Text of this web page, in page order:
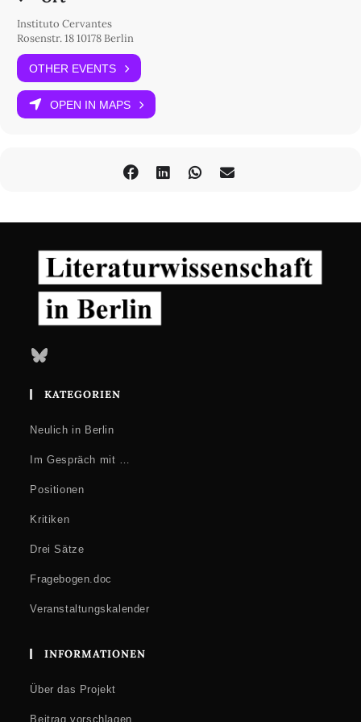
Instituto Cervantes
Rosenstr. 18 10178 Berlin
OTHER EVENTS
OPEN IN MAPS
Bluesky
KATEGORIEN
Neulich in Berlin
Im Gespräch mit …
Positionen
Kritiken
Drei Sätze
Fragebogen.doc
Veranstaltungskalender
INFORMATIONEN
Über das Projekt
Beitrag vorschlagen